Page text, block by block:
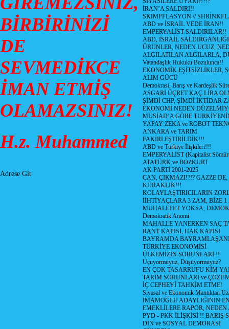
BİRBİRİNİZİ
DE
SEVMEDİKCE
İMAN ETMİŞ
OLAMAZSINIZ!
H.z. Muhammed
Adrese Git
İRAN’A SALDIRI!!
SKİMPFLASYON //
ABD ve İSRAİL VEDE İRAN!!
EMPERYALİST SALDIRILAR!!
ABD, İSRAİL SALDIRGANLIĞI
ÜRÜNLER, NEDEN UCUZ,
ALGILATILAN ALGILARLA,
Vatandaşlık Hukuku Bozulunca!!
EKONOMİK EŞİTSİZLİKLER,
ALIM GÜCÜ
Demokrasi, Barış ve Kardeşlik
ASGARİ ÜÇRET KAÇ LİRA
ŞİMDİ CHP, ŞİMDİ İKTİDAR
EKONOMİ NEDEN
MÜSİAD’A GÖRE
YAPAY ZEKA ve ROBOT
ANKARA ve TARIM
FAKİRLEŞTİRİLDİK!!!
ABD ve Türkiye İlişkileri!!!
EMPERYALİST (Kapitalist
ATATÜRK ve BOZKURT
AK PARTİ 2001-2025
CAN, ÇIKMAZI!?!? GAZZE
KURAKLIK!!!
KOLAYLAŞTIRICILARIN
İİHTİYAÇLARA 3 ZAM, BİZE
MUHALEFET YOKSA,
Demokratik Anomi
MAHALLE YANERKEN SAÇ
RANT KAPISI, HAK KAPISI
BAYRAMDA
TÜRKİYE EKONOMİSİ
ÜLKEMİZİN SORUNLARI !!
Uçuyormuyuz, Düşüyormuyuz?
EN ÇOK TASARRUFU KİM
TARIM SORUNLARI ve
İÇ CEPHEYİ TAHKİM ETME!
Siyasal ve Ekonomik Mantıktan
İMAMOĞLU ADAYLIĞININ
EMEKLİLERE RAPOR,
PYD - PKK İLİŞKİSİ !! BARIŞ
DİN ve SOSYAL DEMORASİ